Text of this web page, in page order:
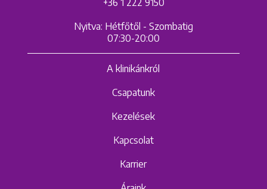
+36 1 222 9150
Nyitva: Hétfőtől - Szombatig
07:30-20:00
A klinikánkról
Csapatunk
Kezelések
Kapcsolat
Karrier